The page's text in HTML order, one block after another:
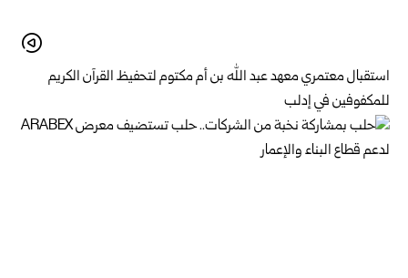
استقبال معتمري معهد عبد الله بن أم مكتوم لتحفيظ القرآن الكريم
للمكفوفين في إدلب